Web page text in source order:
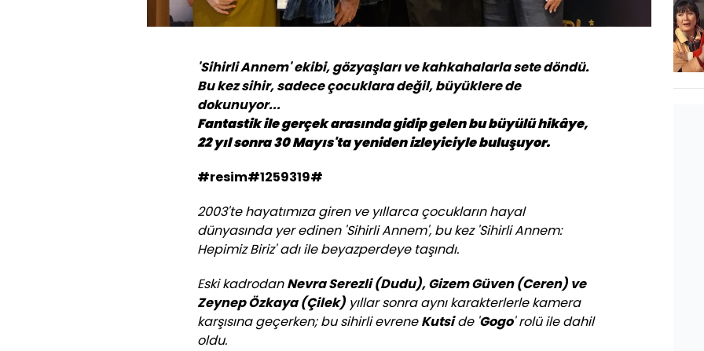
'Sihirli Annem' ekibi, gözyaşları ve kahkahalarla sete döndü.
Bu kez sihir, sadece çocuklara değil, büyüklere de
dokunuyor...
Fantastik ile gerçek arasında gidip gelen bu büyülü hikâye,
22 yıl sonra 30 Mayıs'ta yeniden izleyiciyle buluşuyor.
#resim#1259319#
2003'te hayatımıza giren ve yıllarca çocukların hayal
dünyasında yer edinen 'Sihirli Annem', bu kez 'Sihirli Annem:
Hepimiz Biriz' adı ile beyazperdeye taşındı.
Eski kadrodanNevra Serezli (Dudu), Gizem Güven (Ceren) ve
Zeynep Özkaya (Çilek) yıllar sonra aynı karakterlerle kamera
karşısına geçerken; bu sihirli evreneKutside ' Gogo' rolü ile dahil
oldu.